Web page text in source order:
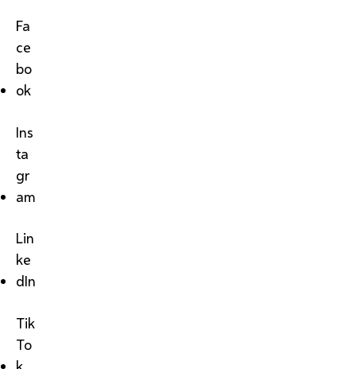
Fa
ce
bo
ok
Ins
ta
gr
am
Lin
ke
dIn
Tik
To